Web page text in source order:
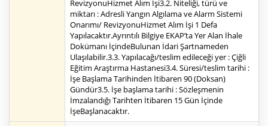
RevizyonuHizmet Alım İşi3.2. Niteliği, türü ve
miktarı : Adresli Yangın Algılama ve Alarm Sistemi
Onarımı/ RevizyonuHizmet Alım İşi 1 Defa
Yapılacaktır.Ayrıntılı Bilgiye EKAP’ta Yer Alan İhale
Dokümanı İçindeBulunan İdari Şartnameden
Ulaşılabilir.3.3. Yapılacağı/teslim edileceği yer : Çiğli
Eğitim Araştırma Hastanesi3.4. Süresi/teslim tarihi :
İşe Başlama Tarihinden İtibaren 90 (Doksan)
Gündür3.5. İşe başlama tarihi : Sözleşmenin
İmzalandığı Tarihten İtibaren 15 Gün İçinde
İşeBaşlanacaktır.